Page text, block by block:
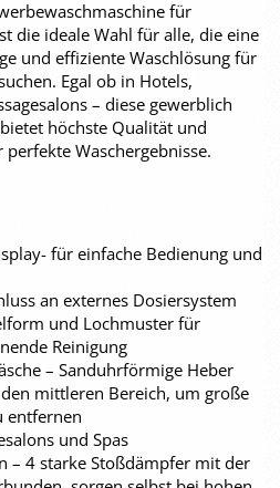
für
die ideale Wahl für alle, die eine
und effiziente Waschlösung für
Egal ob in Hotels,
– diese gewerblich
höchste Qualität und
Waschergebnisse.
für einfache Bedienung und
an externes Dosiersystem
und Lochmuster für
Reinigung
– Sanduhrförmige Heber
mittleren Bereich, um große
entfernen
und Spas
– 4 starke Stoßdämpfer mit der